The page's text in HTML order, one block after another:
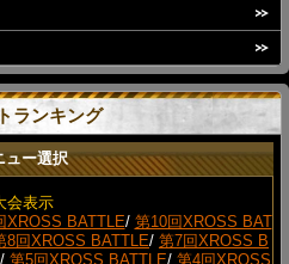
ランキング
ュー選択
会表示
XROSS BATTLE/ 第10回XROSS BAT
8回XROSS BATTLE/ 第7回XROSS B
/ 第5回XROSS BATTLE/ 第4回XROSS